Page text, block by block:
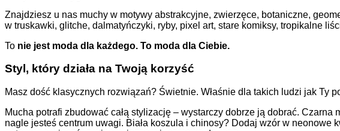
Znajdziesz u nas muchy w motywy abstrakcyjne, zwierzęce, botaniczne,
w truskawki, glitche, dalmatyńczyki, ryby, pixel art, stare komiksy, tropikalne
To nie jest moda dla każdego. To moda dla Ciebie.
Styl, który działa na Twoją korzyść
Masz dość klasycznych rozwiązań? Świetnie. Właśnie dla takich ludzi jak Ty
Mucha potrafi zbudować całą stylizację – wystarczy dobrze ją dobrać.
nagle jesteś centrum uwagi. Biała koszula i chinosy? Dodaj wzór w